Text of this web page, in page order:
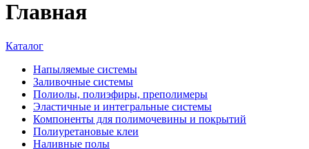
Главная
Каталог
Напыляемые системы
Заливочные системы
Полиолы, полиэфиры, преполимеры
Эластичные и интегральные системы
Компоненты для полимочевины и покрытий
Полиуретановые клеи
Наливные полы